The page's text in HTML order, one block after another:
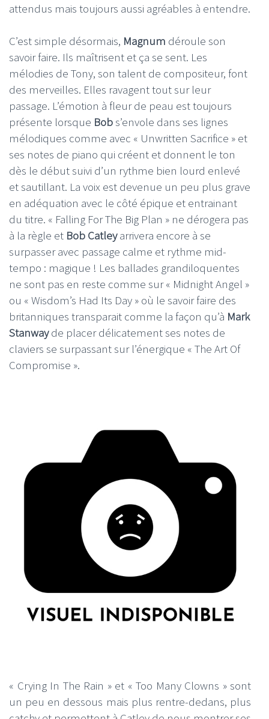
attendus mais toujours aussi agréables à entendre.
C’est simple désormais, Magnum déroule son
savoir faire. Ils maîtrisent et ça se sent. Les
mélodies de Tony, son talent de compositeur, font
des merveilles. Elles ravagent tout sur leur
passage. L’émotion à fleur de peau est toujours
présente lorsque Bobs’envole dans ses lignes
mélodiques comme avec « Unwritten Sacrifice » et
ses notes de piano qui créent et donnent le ton
dès le début suivi d’un rythme bien lourd enlevé
et sautillant. La voix est devenue un peu plus grave
en adéquation avec le côté épique et entrainant
du titre. « Falling For The Big Plan » ne dérogera pas
à la règle et Bob Catleyarrivera encore à se
surpasser avec passage calme et rythme mid-
tempo : magique ! Les ballades grandiloquentes
ne sont pas en reste comme sur « Midnight Angel »
ou « Wisdom’s Had Its Day » où le savoir faire des
britanniques transparait comme la façon qu’à Mark
Stanwayde placer délicatement ses notes de
claviers se surpassant sur l’énergique « The Art Of
Compromise ».
« Crying In The Rain » et « Too Many Clowns » sont
un peu en dessous mais plus rentre-dedans, plus